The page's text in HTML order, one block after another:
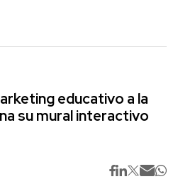
educativo a la
su mural interactivo